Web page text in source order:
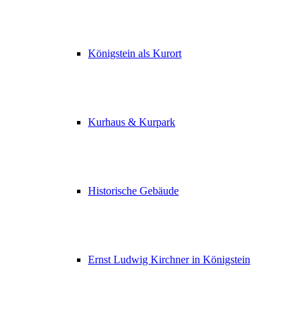
Königstein als Kurort
Kurhaus & Kurpark
Historische Gebäude
Ernst Ludwig Kirchner in Königstein